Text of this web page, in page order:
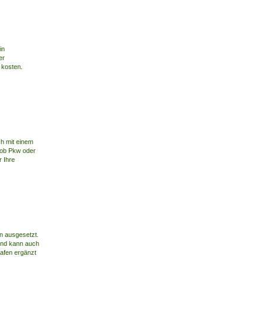
mit einem
Pkw oder
Ihre
ausgesetzt.
kann auch
ergänzt